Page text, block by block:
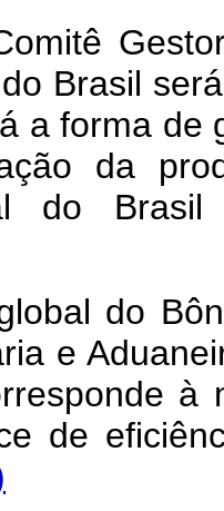
Brasil
a forma de
da
do
do
e
à
de